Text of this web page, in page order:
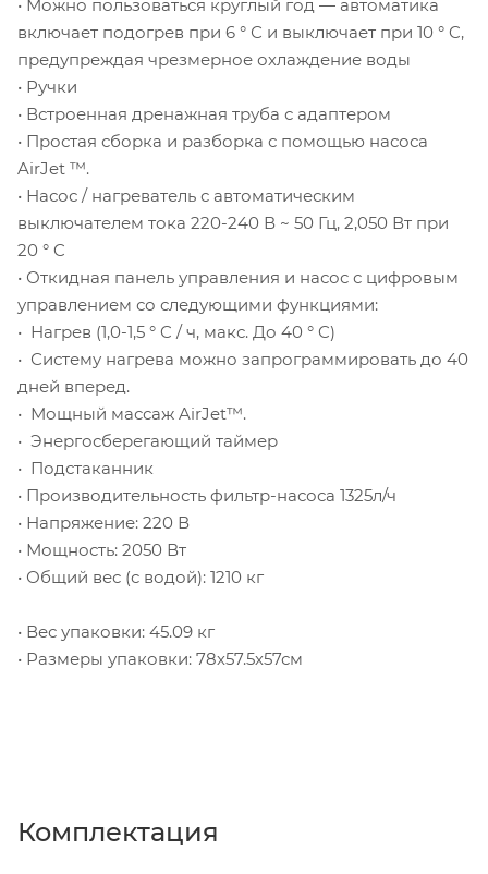
• Можно пользоваться круглый год — автоматика
включает подогрев при 6 ° С и выключает при 10 ° C,
предупреждая чрезмерное охлаждение воды
• Ручки
• Встроенная дренажная труба с адаптером
• Простая сборка и разборка с помощью насоса
AirJet ™.
• Насос / нагреватель с автоматическим
выключателем тока 220-240 В ~ 50 Гц, 2,050 Вт при
20 ° C
• Откидная панель управления и насос с цифровым
управлением со следующими функциями:
• Нагрев (1,0-1,5 ° C / ч, макс. До 40 ° C)
• Систему нагрева можно запрограммировать до 40
дней вперед.
• Мощный массаж AirJet™.
• Энергосберегающий таймер
• Подстаканник
• Производительность фильтр-насоса 1325л/ч
• Напряжение: 220 В
• Мощность: 2050 Вт
• Общий вес (с водой): 1210 кг
• Вес упаковки: 45.09 кг
• Размеры упаковки: 78х57.5х57см
Комплектация